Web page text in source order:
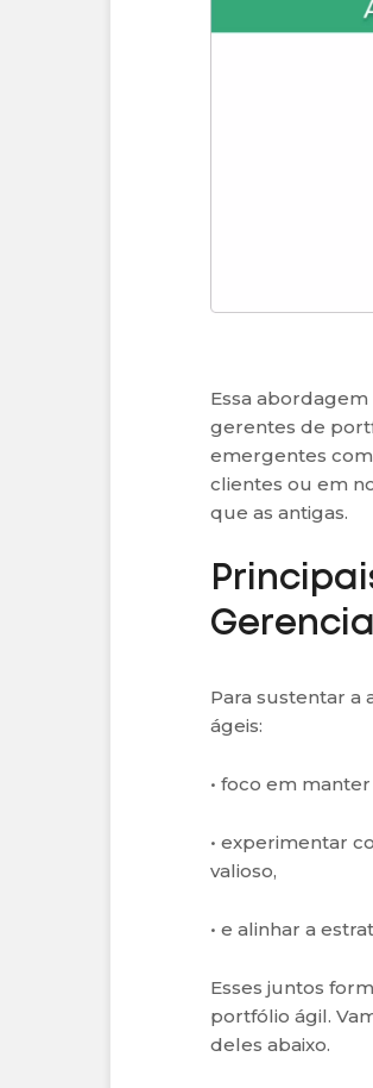
Essa
gerentes de
emergentes
clientes ou em
que as antigas.
Para sustentar a
ágeis:
• foco em
• experimentar
valioso,
• e alinhar a
Esses juntos
portfólio ágil.
deles abaixo.